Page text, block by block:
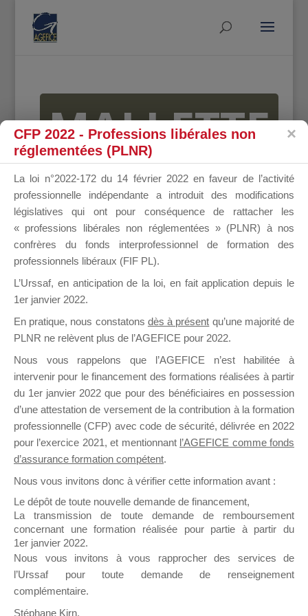
MALLETTE
DU
DIRIGEANT
il y a un mois
Ce groupe est destiné aux Organismes de
Formation qui souhaitent répondre à l’Appel à
Propositions Mallette du Dirigeant.
Ce groupe propose un forum dédié au support
sur lequel il est possible de laisser un message
ou poser une question.
NB : Il est nécessaire d’être
pouvoir rejoindre ce groupe
CFP 2022 - Professions libérales non
réglementées (PLNR)
La loi n°2022-172 du 14 février 2022 en faveur de l’activité
professionnelle indépendante a introduit des modifications
législatives qui ont pour conséquence de rattacher les
« professions libérales non réglementées » (PLNR) à nos
confrères du fonds interprofessionnel de formation des
professionnels libéraux (FIF PL).
L’Urssaf, en anticipation de la loi, en fait application depuis le
1er janvier 2022.
En pratique, nous constatons dès à présent qu’une majorité de
PLNR ne relèvent plus de l’AGEFICE pour 2022.
Nous vous rappelons que l’AGEFICE n’est habilitée à
intervenir pour le financement des formations réalisées à partir
du 1er janvier 2022 que pour des bénéficiaires en possession
d’une attestation de versement de la contribution à la formation
professionnelle (CFP) avec code de sécurité, délivrée en 2022
pour l’exercice 2021, et mentionnant l’AGEFICE comme fonds
d’assurance formation compétent.
Nous vous invitons donc à vérifier cette information avant :
Le dépôt de toute nouvelle demande de financement,
La transmission de toute demande de remboursement
concernant une formation réalisée pour partie à partir du
1er janvier 2022.
Nous vous invitons à vous rapprocher des services de
l’Urssaf pour toute demande de renseignement
complémentaire.
Stéphane Kirn,